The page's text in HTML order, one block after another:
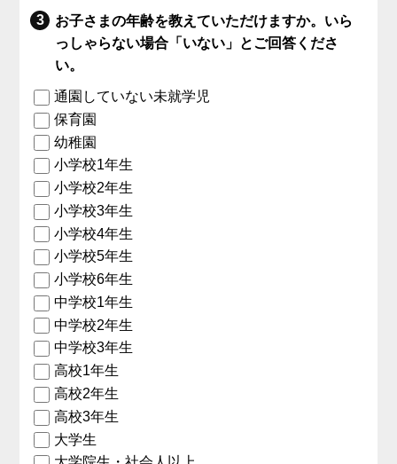
お子さまの年齢を教えていただけますか。いら
っしゃらない場合「いない」とご回答くださ
い。
通園していない未就学児
保育園
幼稚園
小学校1年生
小学校2年生
小学校3年生
小学校4年生
小学校5年生
小学校6年生
中学校1年生
中学校2年生
中学校3年生
高校1年生
高校2年生
高校3年生
大学生